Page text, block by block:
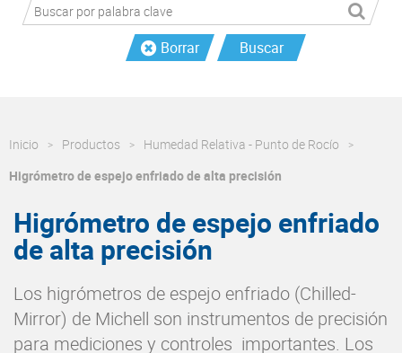
Borrar Buscar
Inicio Productos
Humedad Relativa - Punto de Rocío
Higrómetro de espejo enfriado de alta precisión
Higrómetro de espejo enfriado
de alta precisión
Los higrómetros de espejo enfriado (Chilled-
Mirror) de Michell son instrumentos de precisión
para mediciones y controles importantes. Los